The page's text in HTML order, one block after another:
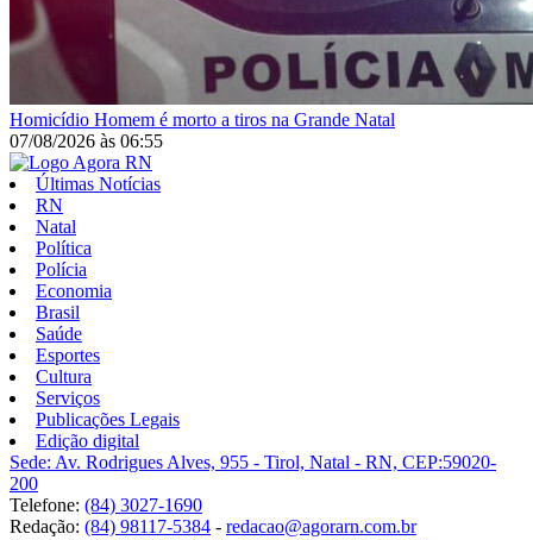
Homicídio Homem é morto a tiros na Grande Natal
07/08/2026 às 06:55
Últimas Notícias
RN
Natal
Política
Polícia
Economia
Brasil
Saúde
Esportes
Cultura
Serviços
Publicações Legais
Edição digital
Sede: Av. Rodrigues Alves, 955 - Tirol, Natal - RN, CEP:59020-
200
Telefone: (84) 3027-1690
Redação: (84) 98117-5384 - redacao@agorarn.com.br